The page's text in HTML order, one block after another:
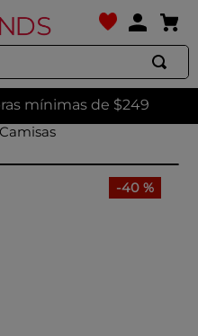
mínimas de $249
Camisas
-40 %